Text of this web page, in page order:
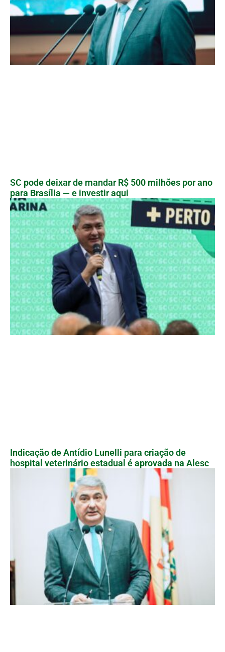
SC pode deixar de mandar R$ 500 milhões por ano
para Brasília — e investir aqui
Indicação de Antídio Lunelli para criação de
hospital veterinário estadual é aprovada na Alesc